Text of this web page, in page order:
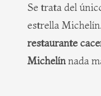
Se trata del
estrella
restaurante
Michelínnada